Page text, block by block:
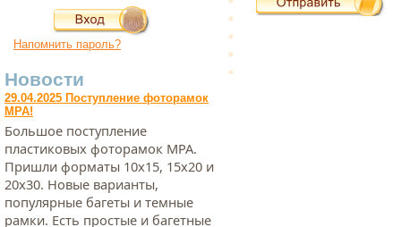
Напомнить пароль?
Новости
29.04.2025 Поступление фоторамок
МРА!
Большое поступление
пластиковых фоторамок МРА.
Пришли форматы 10х15, 15х20 и
20х30. Новые варианты,
популярные багеты и темные
рамки. Есть простые и багетные